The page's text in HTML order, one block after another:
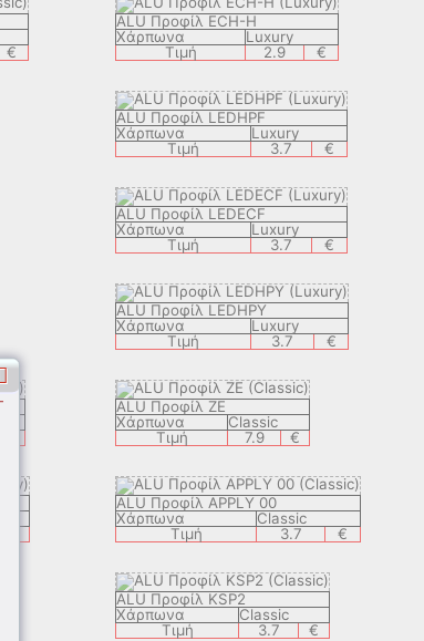
€
ALU Προφίλ ECH-H
Χάρπωνα
Luxury
Τιμή
2.9 €
ALU Προφίλ LEDHPF
Χάρπωνα
Luxury
Τιμή
3.7 €
ALU Προφίλ LEDECF
Χάρπωνα
Luxury
Τιμή
3.7 €
ALU Προφίλ LEDHPY
Χάρπωνα
Luxury
Τιμή
3.7 €
ALU Προφίλ ZE
Χάρπωνα
Classic
Τιμή
7.9 €
ALU Προφίλ APPLY 00
Χάρπωνα
Classic
Τιμή
3.7 €
ALU Προφίλ KSP2
Χάρπωνα
Classic
Τιμή
3.7 €